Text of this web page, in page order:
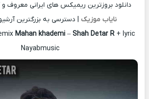
دانلود بروزترین ریمیکس های ایرانی معروف
نایاب موزیک | دسترسی به بزرگترین
Mahan khademi– Shah Detar R+ lyric
Nayabmusic